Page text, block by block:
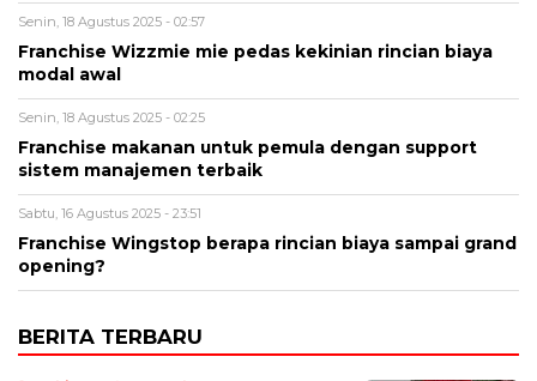
Senin, 18 Agustus 2025 - 02:57
Franchise Wizzmie mie pedas kekinian rincian biaya
modal awal
Senin, 18 Agustus 2025 - 02:25
Franchise makanan untuk pemula dengan support
sistem manajemen terbaik
Sabtu, 16 Agustus 2025 - 23:51
Franchise Wingstop berapa rincian biaya sampai grand
opening?
BERITA TERBARU